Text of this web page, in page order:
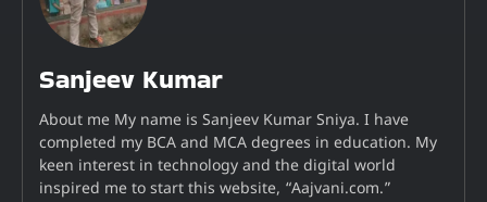
Sanjeev Kumar
About me My name is Sanjeev Kumar Sniya. I have
completed my BCA and MCA degrees in education. My
keen interest in technology and the digital world
inspired me to start this website, “Aajvani.com.”